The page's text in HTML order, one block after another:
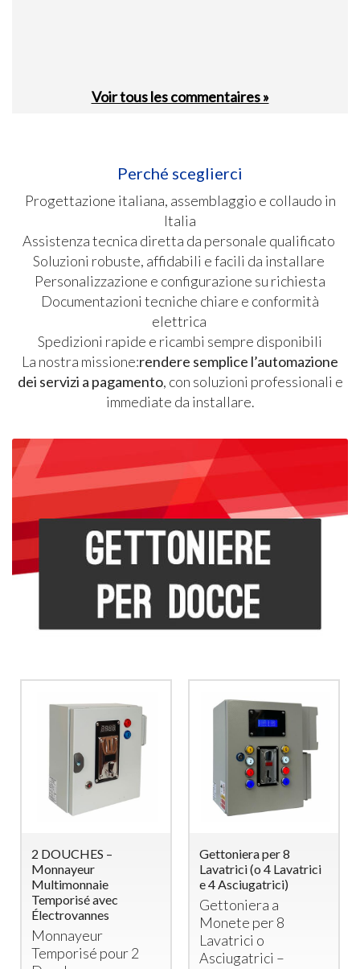
Voir tous les commentaires »
Perché sceglierci
Progettazione italiana, assemblaggio e collaudo in
Italia
Assistenza tecnica diretta da personale qualificato
Soluzioni robuste, affidabili e facili da installare
Personalizzazione e configurazione su richiesta
Documentazioni tecniche chiare e conformità
elettrica
Spedizioni rapide e ricambi sempre disponibili
La nostra missione:rendere semplice l’automazione
dei servizi a pagamento, con soluzioni professionali e
immediate da installare.
2 DOUCHES –
Monnayeur
Multimonnaie
Temporisé avec
Électrovannes
Monnayeur
Temporisé pour 2
Gettoniera per 8
Lavatrici (o 4 Lavatrici
e 4 Asciugatrici)
Gettoniera a
Monete per 8
Lavatrici o
Asciugatrici –